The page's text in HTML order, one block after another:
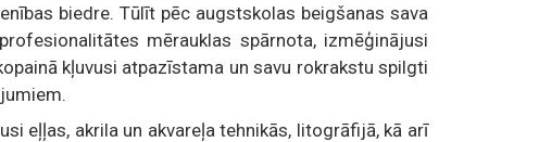
biedre. Tūlīt pēc augstskolas beigšanas sava
mērauklas spārnota, izmēģinājusi
kļuvusi atpazīstama un savu rokrakstu spilgti
eļļas, akrila un akvareļa tehnikās, litogrāfijā, kā arī